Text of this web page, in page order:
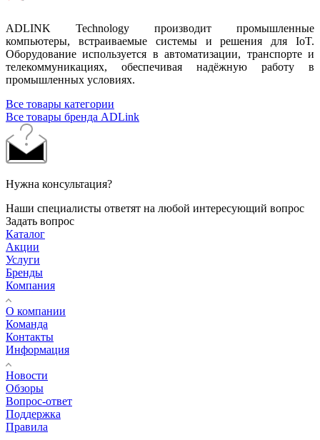
ADLINK Technology производит промышленные
компьютеры, встраиваемые системы и решения для IoT.
Оборудование используется в автоматизации, транспорте и
телекоммуникациях, обеспечивая надёжную работу в
промышленных условиях.
Все товары категории
Все товары бренда ADLink
Нужна консультация?
Наши специалисты ответят на любой интересующий вопрос
Задать вопрос
Каталог
Акции
Услуги
Бренды
Компания
О компании
Команда
Контакты
Информация
Новости
Обзоры
Вопрос-ответ
Поддержка
Правила